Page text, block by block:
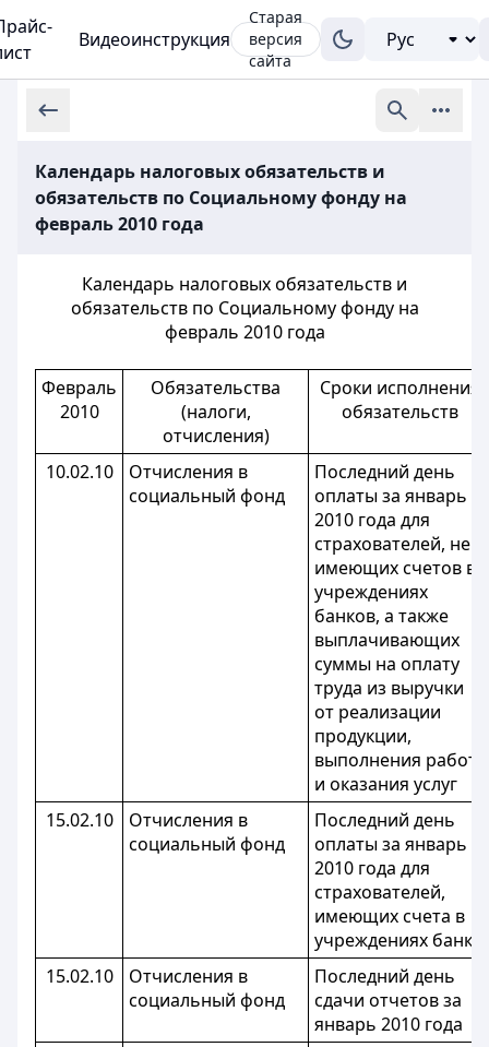
Видеоинструкция
Старая
версия
сайта
Календарь налоговых обязательств и
обязательств по Социальному фонду на
февраль 2010 года
Календарь налоговых обязательств и
обязательств по Социальному фонду на
февраль 2010 года
Февраль
2010
Обязательства
(налоги,
отчисления)
Сроки исполнения
обязательств
10.02.10
Отчисления в
социальный фонд
Последний день
оплаты за январь
2010 года для
страхователей, не
имеющих счетов в
учреждениях
банков, а также
выплачивающих
суммы на оплату
труда из выручки
от реализации
продукции,
выполнения работ
и оказания услуг
15.02.10
Отчисления в
социальный фонд
Последний день
оплаты за январь
2010 года для
страхователей,
имеющих счета в
учреждениях банка
15.02.10
Отчисления в
социальный фонд
Последний день
сдачи отчетов за
январь 2010 года